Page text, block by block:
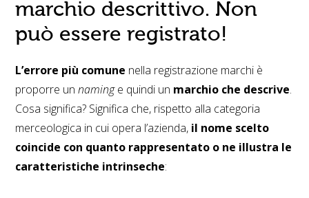
marchio descrittivo. Non
può essere registrato!
L’errore più comune nella registrazione marchi è
proporre unnaminge quindi un marchio che descrive.
Cosa significa? Significa che, rispetto alla categoria
merceologica in cui opera l’azienda, il nome scelto
coincide con quanto rappresentato o ne illustra le
caratteristiche intrinseche: